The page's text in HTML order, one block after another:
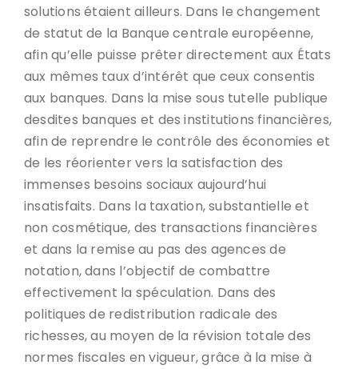
solutions étaient ailleurs. Dans le changement
de statut de la Banque centrale européenne,
afin qu’elle puisse prêter directement aux États
aux mêmes taux d’intérêt que ceux consentis
aux banques. Dans la mise sous tutelle publique
desdites banques et des institutions financières,
afin de reprendre le contrôle des économies et
de les réorienter vers la satisfaction des
immenses besoins sociaux aujourd’hui
insatisfaits. Dans la taxation, substantielle et
non cosmétique, des transactions financières
et dans la remise au pas des agences de
notation, dans l’objectif de combattre
effectivement la spéculation. Dans des
politiques de redistribution radicale des
richesses, au moyen de la révision totale des
normes fiscales en vigueur, grâce à la mise à